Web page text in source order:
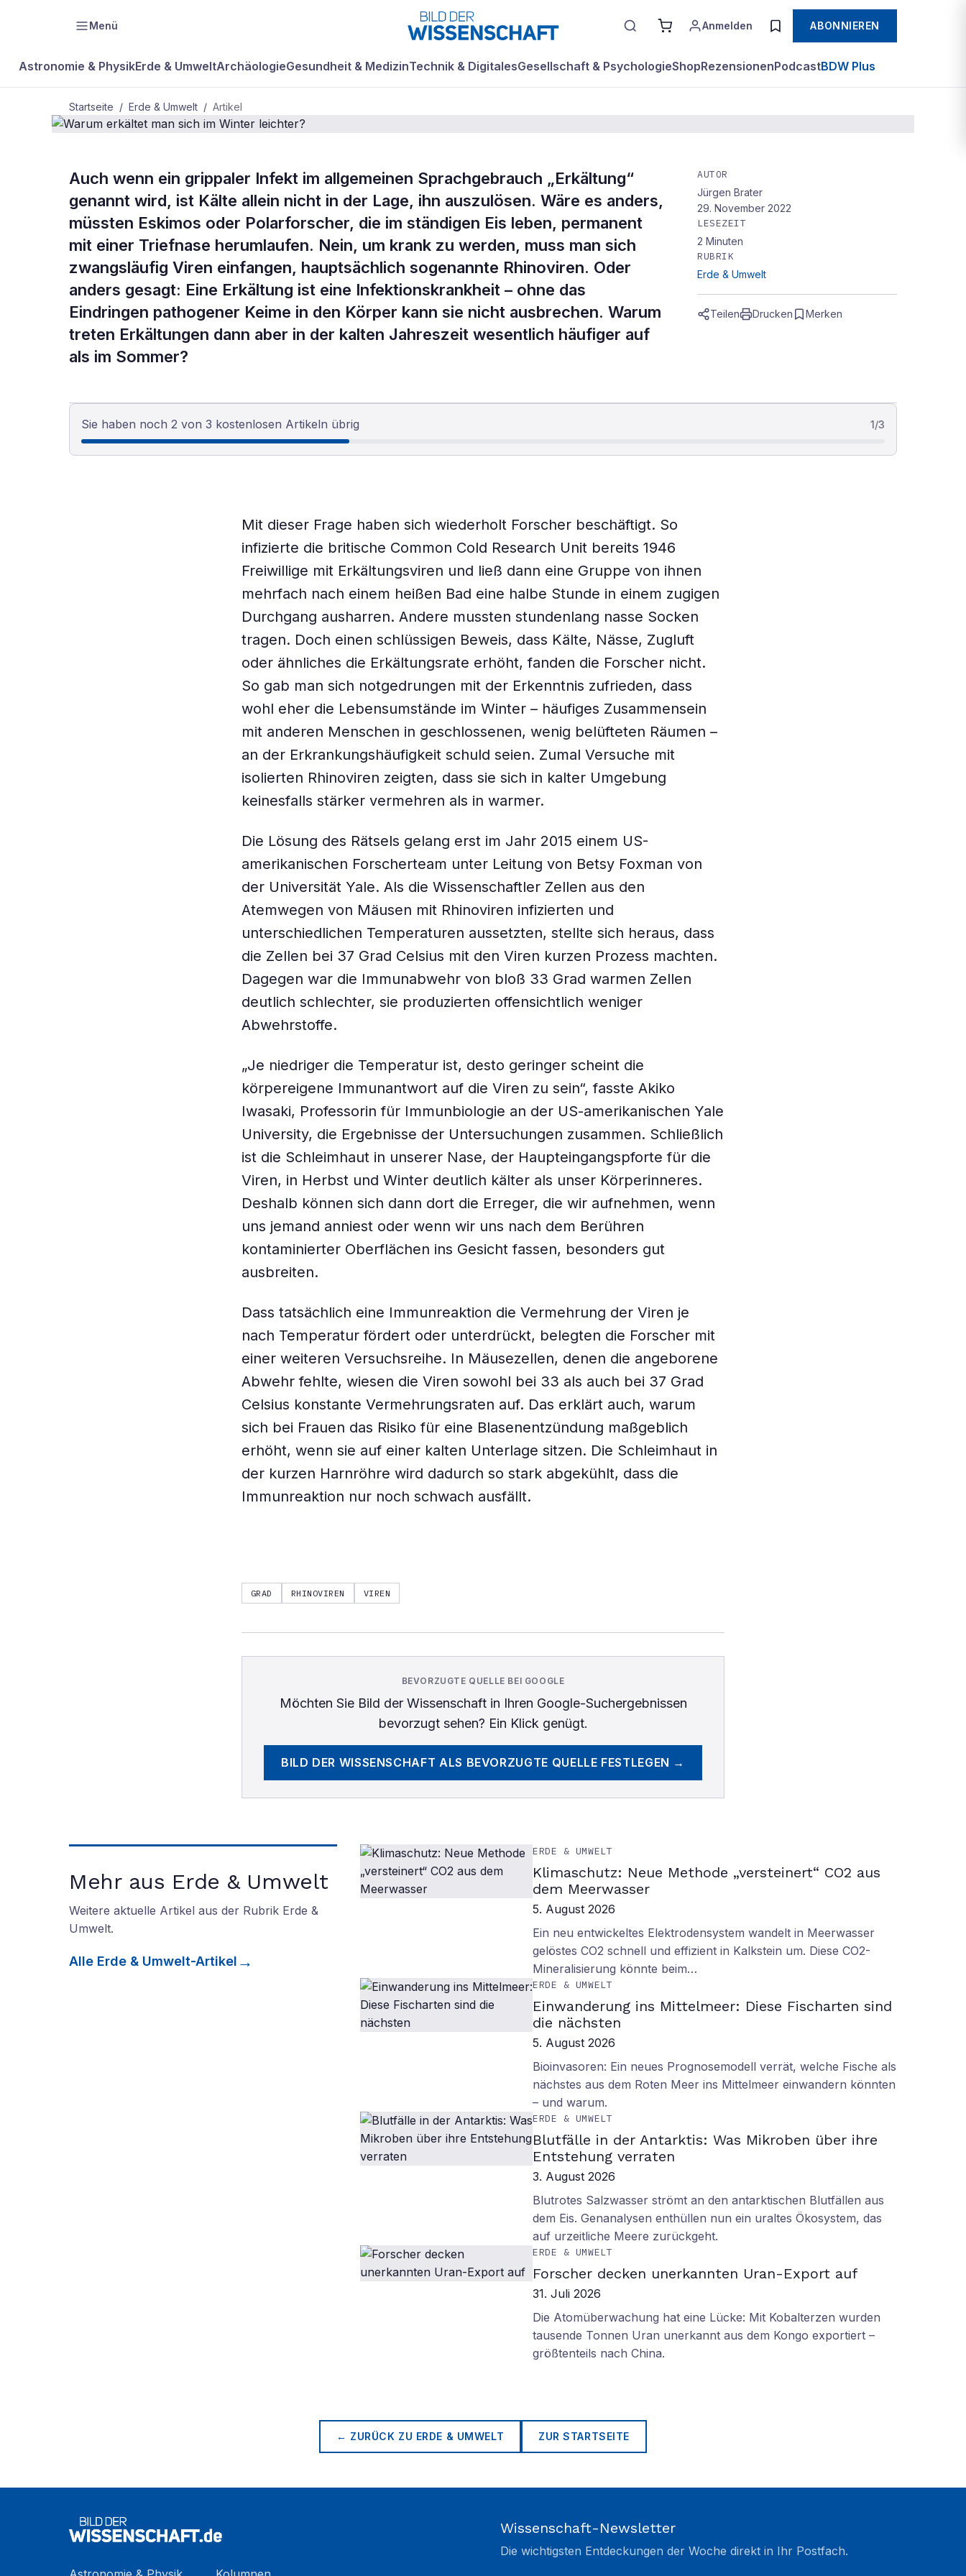
Menü Anmelden ABONNIEREN
Astronomie & PhysikErde & UmweltArchäologieGesundheit & MedizinTechnik & DigitalesGesellschaft & PsychologieShopRezensionenPodcastBDW Plus
Startseite / Erde & Umwelt / Artikel
BDW PlusERDE & UMWELT
Warum erkältet man sich im
Winter leichter?
Auch wenn ein grippaler Infekt im allgemeinen Sprachgebrauch „Erkältung“
genannt wird, ist Kälte allein nicht in der Lage, ihn auszulösen. Wäre es anders,
müssten Eskimos oder Polarforscher, die im ständigen Eis leben, permanent
mit einer Triefnase herumlaufen. Nein, um krank zu werden, muss man sich
zwangsläufig Viren einfangen, hauptsächlich sogenannte Rhinoviren. Oder
anders gesagt: Eine Erkältung ist eine Infektionskrankheit – ohne das
Eindringen pathogener Keime in den Körper kann sie nicht ausbrechen. Warum
treten Erkältungen dann aber in der kalten Jahreszeit wesentlich häufiger auf
als im Sommer?
AUTOR
Jürgen Brater
29. November 2022
LESEZEIT
2 Minuten
RUBRIK
Erde & Umwelt
Teilen Drucken Merken
Sie haben noch 2 von 3 kostenlosen Artikeln übrig 1/3
Mit dieser Frage haben sich wiederholt Forscher beschäftigt. So
infizierte die britische Common Cold Research Unit bereits 1946
Freiwillige mit Erkältungsviren und ließ dann eine Gruppe von ihnen
mehrfach nach einem heißen Bad eine halbe Stunde in einem zugigen
Durchgang ausharren. Andere mussten stundenlang nasse Socken
tragen. Doch einen schlüssigen Beweis, dass Kälte, Nässe, Zugluft
oder ähnliches die Erkältungsrate erhöht, fanden die Forscher nicht.
So gab man sich notgedrungen mit der Erkenntnis zufrieden, dass
wohl eher die Lebensumstände im Winter – häufiges Zusammensein
mit anderen Menschen in geschlossenen, wenig belüfteten Räumen –
an der Erkrankungshäufigkeit schuld seien. Zumal Versuche mit
isolierten Rhinoviren zeigten, dass sie sich in kalter Umgebung
keinesfalls stärker vermehren als in warmer.
Die Lösung des Rätsels gelang erst im Jahr 2015 einem US-
amerikanischen Forscherteam unter Leitung von Betsy Foxman von
der Universität Yale. Als die Wissenschaftler Zellen aus den
Atemwegen von Mäusen mit Rhinoviren infizierten und
unterschiedlichen Temperaturen aussetzten, stellte sich heraus, dass
die Zellen bei 37 Grad Celsius mit den Viren kurzen Prozess machten.
Dagegen war die Immunabwehr von bloß 33 Grad warmen Zellen
deutlich schlechter, sie produzierten offensichtlich weniger
Abwehrstoffe.
„Je niedriger die Temperatur ist, desto geringer scheint die
körpereigene Immunantwort auf die Viren zu sein“, fasste Akiko
Iwasaki, Professorin für Immunbiologie an der US-amerikanischen Yale
University, die Ergebnisse der Untersuchungen zusammen. Schließlich
ist die Schleimhaut in unserer Nase, der Haupteingangspforte für die
Viren, in Herbst und Winter deutlich kälter als unser Körperinneres.
Deshalb können sich dann dort die Erreger, die wir aufnehmen, wenn
uns jemand anniest oder wenn wir uns nach dem Berühren
kontaminierter Oberflächen ins Gesicht fassen, besonders gut
ausbreiten.
Dass tatsächlich eine Immunreaktion die Vermehrung der Viren je
nach Temperatur fördert oder unterdrückt, belegten die Forscher mit
einer weiteren Versuchsreihe. In Mäusezellen, denen die angeborene
Abwehr fehlte, wiesen die Viren sowohl bei 33 als auch bei 37 Grad
Celsius konstante Vermehrungsraten auf. Das erklärt auch, warum
sich bei Frauen das Risiko für eine Blasenentzündung maßgeblich
erhöht, wenn sie auf einer kalten Unterlage sitzen. Die Schleimhaut in
der kurzen Harnröhre wird dadurch so stark abgekühlt, dass die
Immunreaktion nur noch schwach ausfällt.
GRAD RHINOVIREN VIREN
BEVORZUGTE QUELLE BEI GOOGLE
Möchten Sie Bild der Wissenschaftin Ihren Google-Suchergebnissen
bevorzugt sehen? Ein Klick genügt.
BILD DER WISSENSCHAFT ALS BEVORZUGTE QUELLE FESTLEGEN →
Mehr aus Erde & Umwelt
Weitere aktuelle Artikel aus der Rubrik Erde &
Umwelt.
Alle Erde & Umwelt-Artikel
ERDE & UMWELT
Klimaschutz: Neue Methode „versteinert“ CO2 aus
dem Meerwasser
5. August 2026
Ein neu entwickeltes Elektrodensystem wandelt in Meerwasser
gelöstes CO2 schnell und effizient in Kalkstein um. Diese CO2-
Mineralisierung könnte beim…
ERDE & UMWELT
Einwanderung ins Mittelmeer: Diese Fischarten sind
die nächsten
5. August 2026
Bioinvasoren: Ein neues Prognosemodell verrät, welche Fische als
nächstes aus dem Roten Meer ins Mittelmeer einwandern könnten
– und warum.
ERDE & UMWELT
Blutfälle in der Antarktis: Was Mikroben über ihre
Entstehung verraten
3. August 2026
Blutrotes Salzwasser strömt an den antarktischen Blutfällen aus
dem Eis. Genanalysen enthüllen nun ein uraltes Ökosystem, das
auf urzeitliche Meere zurückgeht.
ERDE & UMWELT
Forscher decken unerkannten Uran-Export auf
31. Juli 2026
Die Atomüberwachung hat eine Lücke: Mit Kobalterzen wurden
tausende Tonnen Uran unerkannt aus dem Kongo exportiert –
größtenteils nach China.
← ZURÜCK ZU ERDE & UMWELT ZUR STARTSEITE
Wissenschaft-Newsletter
Die wichtigsten Entdeckungen der Woche direkt in Ihr Postfach.